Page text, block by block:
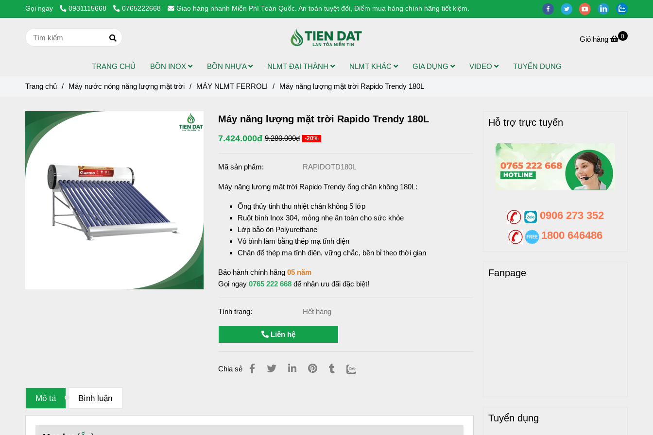
Gọi ngay 0931115668 0765222668 Giao hàng nhanh Miễn Phí Toàn Quốc. An toàn tuyệt đối, Điểm mua hàng chính hãng tiết kiệm.
Giỏ hàng 0
TRANG CHỦ BỒN INOX BỒN NHỰA NLMT ĐẠI THÀNH NLMT KHÁC GIA DỤNG VIDEO TUYỂN DỤNG
Trang chủ / Máy nước nóng năng lượng mặt trời / MÁY NLMT FERROLI / Máy năng lượng mặt trời Rapido Trendy 180L
Máy năng lượng mặt trời Rapido Trendy 180L
7.424.000đ 9.280.000đ -20%
Mã sản phẩm: RAPIDOTD180L
Máy năng lượng mặt trời Rapido Trendy ống chân không 180L:
Ống thủy tinh thu nhiệt chân không 5 lớp
Ruột bình Inox 304, mỏng nhẹ ăn toàn cho sức khỏe
Lớp bảo ôn Polyurethane
Vỏ bình làm bằng thép mạ tĩnh điện
Chân đế thép mạ tĩnh điện, vững chắc, bền bỉ theo thời gian
Bảo hành chính hãng 05 năm
Gọi ngay 0765 222 668để nhận ưu đãi đặc biệt!
Tình trạng: Hết hàng
Liên hệ
Chia sẻ
Mô tả Bình luận
Hỗ trợ trực tuyến
0906 273 352
1800 646486
Fanpage
Tuyển dụng